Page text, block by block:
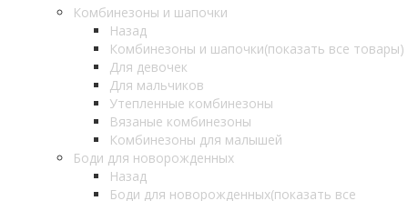
Комбинезоны и шапочки
Назад
Комбинезоны и шапочки(показать все товары)
Для девочек
Для мальчиков
Утепленные комбинезоны
Вязаные комбинезоны
Комбинезоны для малышей
Боди для новорожденных
Назад
Боди для новорожденных(показать все